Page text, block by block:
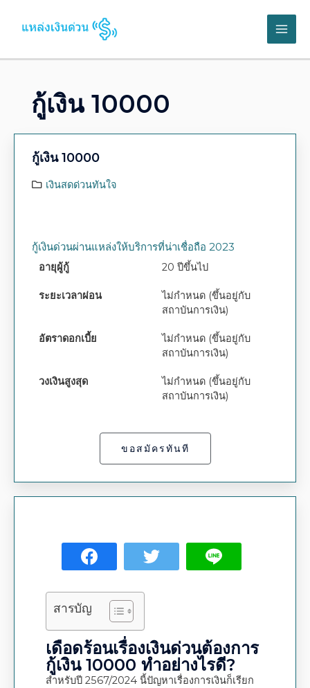
กู้เงิน 10000
กู้เงิน 10000
เงินสดด่วนทันใจ
กู้เงินด่วนผ่านแหล่งให้บริการที่น่าเชื่อถือ 2023
อายุผู้กู้ 20 ปีขึ้นไป
ระยะเวลาผ่อน
ไม่กำหนด (ขึ้นอยู่กับ
สถาบันการเงิน)
อัตราดอกเบี้ย
ไม่กำหนด (ขึ้นอยู่กับ
สถาบันการเงิน)
วงเงินสูงสุด
ไม่กำหนด (ขึ้นอยู่กับ
สถาบันการเงิน)
ขอสมัครทันที
สารบัญ
เดือดร้อนเรื่องเงินด่วนต้องการ
กู้เงิน 10000 ทำอย่างไรดี?
สำหรับปี 2567/2024 นี้ปัญหาเรื่องการเงินก็เรียก